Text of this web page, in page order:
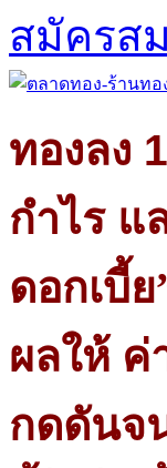
สมัครส
ทองลง
กำไร แ
ดอกเบี้
ผลให้ ค่
กดดันจ